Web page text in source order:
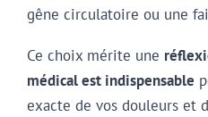
gêne circulatoire ou une
Ce choix mérite une
médical est indispensable
exacte de vos douleurs et